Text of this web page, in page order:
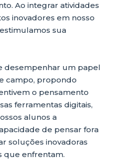
Ao integrar atividades
inovadores em nosso
sua
desempenhar um papel
campo, propondo
o pensamento
ferramentas digitais,
alunos a
de pensar fora
soluções inovadoras
que enfrentam.